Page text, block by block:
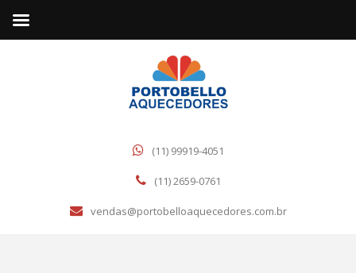
(11) 99919-4051
(11) 2659-0761
vendas@portobelloaquecedores.com.br